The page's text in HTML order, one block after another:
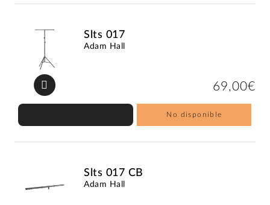
Slts 017
Adam Hall
69,00€
No disponible
Slts 017 CB
Adam Hall